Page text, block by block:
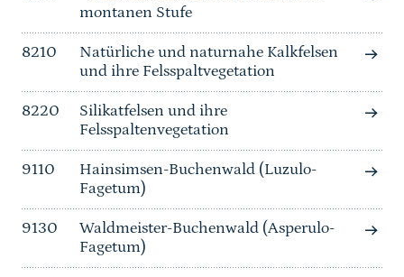
montanen Stufe
8210
Natürliche und naturnahe Kalkfelsen
und ihre Felsspaltvegetation
8220
Silikatfelsen und ihre
Felsspaltenvegetation
9110
Hainsimsen-Buchenwald (Luzulo-
Fagetum)
9130
Waldmeister-Buchenwald (Asperulo-
Fagetum)